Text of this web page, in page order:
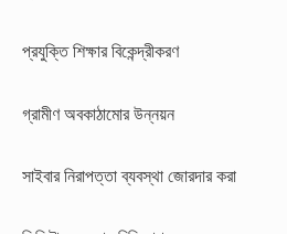
প্রযুক্তি শিক্ষার বিকেন্দ্রীকরণ
গ্রামীণ অবকাঠামোর উন্নয়ন
সাইবার নিরাপত্তা ব্যবস্থা জোরদার করা